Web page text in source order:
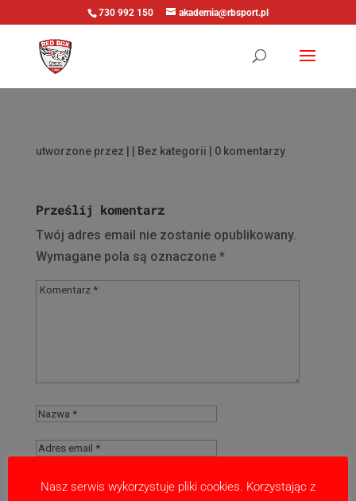
730 992 150 akademia@rbsport.pl
utworzone przez | Bez kategorii | 0 komentarzy
Prześlij komentarz
Twój adres email nie zostanie opublikowany.
Wymagane pola są oznaczone *
Nasz serwis wykorzystuje pliki cookies. Korzystając z